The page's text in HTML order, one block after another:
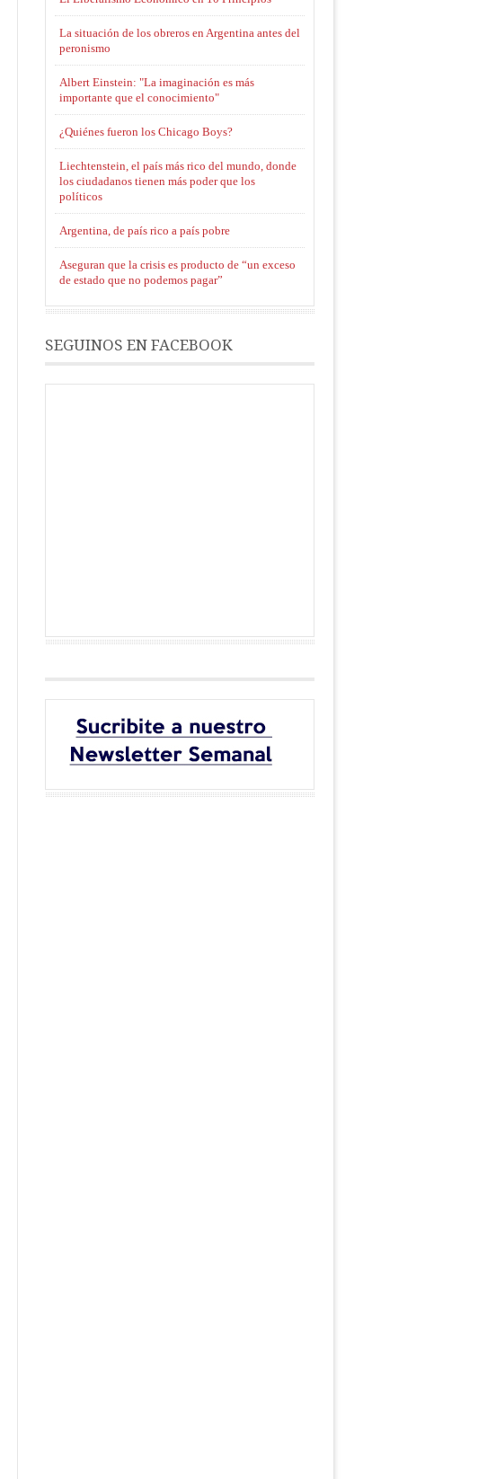
La situación de los obreros en Argentina antes del
peronismo
Albert Einstein: "La imaginación es más
importante que el conocimiento"
¿Quiénes fueron los Chicago Boys?
Liechtenstein, el país más rico del mundo, donde
los ciudadanos tienen más poder que los
políticos
Argentina, de país rico a país pobre
Aseguran que la crisis es producto de “un exceso
de estado que no podemos pagar”
SEGUINOS EN FACEBOOK